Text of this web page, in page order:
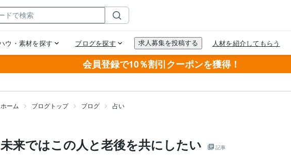
会員登録で10％割引クーポンを獲得！
ホーム ブログトップ ブログ 占い
未来ではこの人と老後を共にしたい 記事